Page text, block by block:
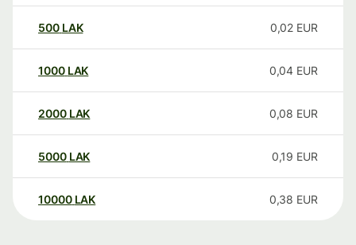
500 LAK 0,02 EUR
1000 LAK 0,04 EUR
2000 LAK 0,08 EUR
5000 LAK 0,19 EUR
10000 LAK 0,38 EUR